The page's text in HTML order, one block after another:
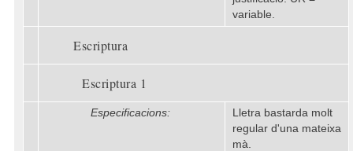
variable.
Escriptura
Escriptura 1
Especificacions:
Lletra bastarda molt
regular d'una mateixa
mà.